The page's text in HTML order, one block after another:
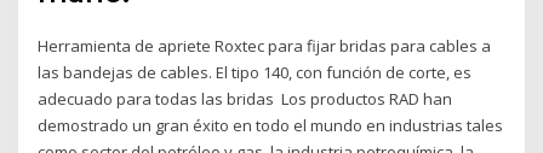
Herramienta de apriete Roxtec para fijar bridas para cables a
las bandejas de cables. El tipo 140, con función de corte, es
adecuado para todas las bridas Los productos RAD han
demostrado un gran éxito en todo el mundo en industrias tales